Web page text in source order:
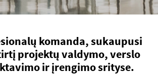
komanda, sukaupusi
projektų valdymo, verslo
ir įrengimo srityse.